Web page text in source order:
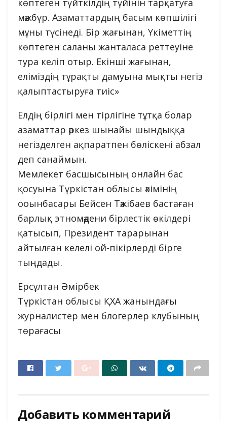
көптеген түйткілдің түйінін тарқатуға
мәжбүр. Азаматтардың басым көпшілігі
мұны түсінеді. Бір жағынан, Үкіметтің
көптеген саланы жанталаса реттеуіне
тура келіп отыр. Екінші жағынан,
еліміздің тұрақты дамуына мықты негіз
қалыптастыруға тиіс»
Елдің бірлігі мен тірлігіне тұтқа болар
азаматтар әркез шынайы шындыққа
негізделген ақпаратпен бөліскені абзал
деп санаймын.
Мемлекет басшысының онлайн бас
қосуына Түркістан облысы әкімінің
ооынбасары Бейсен Тәжібаев бастаған
барлық этномәдени бірлестік өкілдері
қатысып, Президент тарарынан
айтылған келелі ой-пікірлерді бірге
тыңдады.
Ерсұлтан Әмірбек
Түркістан облысы ҚХА жанындағы
журналистер мен блогерлер клубының
төрағасы
Добавить комментарий